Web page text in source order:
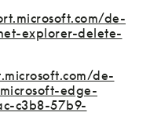
de-
explorer-delete-
de-
edge-
c3b8-57b9-